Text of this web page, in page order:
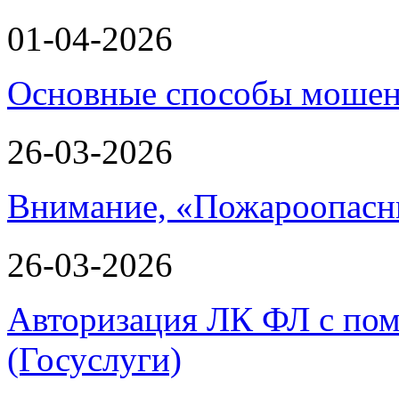
01-04-2026
Основные способы
26-03-2026
Внимание,
26-03-2026
Авторизация ЛК ФЛ с
(Госуслуги)